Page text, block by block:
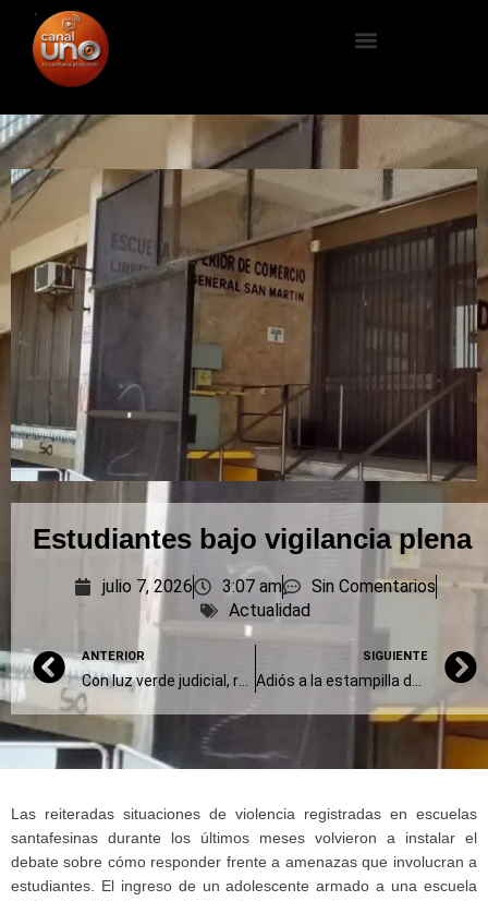
Estudiantes bajo vigilancia plena
julio 7, 2026 3:07 am
Sin Comentarios
Actualidad
ANTERIOR SIGUIENTE
Las reiteradas situaciones de violencia registradas en escuelas
santafesinas durante los últimos meses volvieron a instalar el
debate sobre cómo responder frente a amenazas que involucran a
estudiantes. El ingreso de un adolescente armado a una escuela